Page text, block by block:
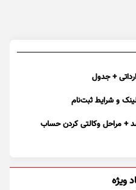
+ جدول
+ مراحل وکالتی کردن حساب
ویژه